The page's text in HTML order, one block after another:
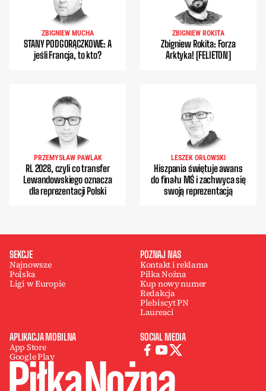
ZBIGNIEW MUCHA
STANY PODGORĄCZKOWE: A
jeśli Francja, to kto?
ZBIGNIEW ROKITA
Zbigniew Rokita: Forza
Arktyka! [FELIETON]
PRZEMYSŁAW PAWLAK
RL 2028, czyli co transfer
Lewandowskiego oznacza
dla reprezentacji Polski
LESZEK ORŁOWSKI
Hiszpania świętuje awans
do finału MŚ i zachwyca się
swoją reprezentacją
SEKCJE
Najnowsze
Polska
Ligi w Europie
POZNAJ NAS
Kontakt i reklama
Piłka Nożna
Kup nowy numer
Redakcja
Plebiscyt PN
Laureaci
APLIKACJA MOBILNA
App Store
Google Play
SOCIAL MEDIA